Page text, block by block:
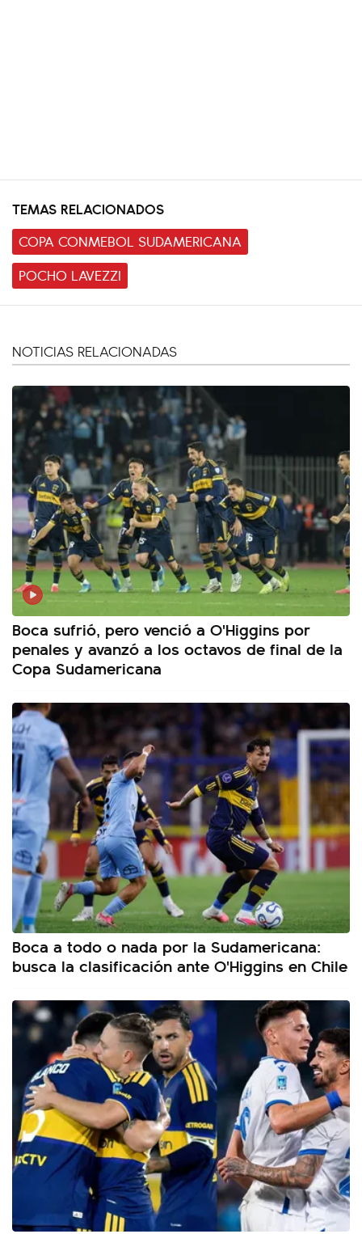
TEMAS RELACIONADOS
COPA CONMEBOL SUDAMERICANA
POCHO LAVEZZI
NOTICIAS RELACIONADAS
Boca sufrió, pero venció a O'Higgins por
penales y avanzó a los octavos de final de la
Copa Sudamericana
Boca a todo o nada por la Sudamericana:
busca la clasificación ante O'Higgins en Chile